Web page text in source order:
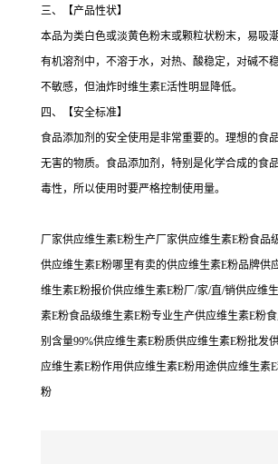
三、【产品性状】
本品为类白色或淡黄色粉末或颗粒状粉末，易吸
有机溶剂中，不溶于水，对热、酸稳定，对碱不
不敏感，但油炸时维生素E活性明显降低。
四、【安全标准】
食品添加剂的安全使用是非常重要的。理想的食
无害的物质。食品添加剂，特别是化学合成的食
毒性，所以使用时要严格控制使用量。
厂家供应维生素E粉生产厂家供应维生素E粉食品
供应维生素E粉哪里有卖的供应维生素E粉品牌供
维生素E粉报价供应维生素E粉厂/家/直/销供应维
素E粉食品级维生素E粉专业生产供应维生素E粉
别含量99%供应维生素E粉质供应维生素E粉批发
应维生素E粉作用供应维生素E粉用途供应维生素
粉